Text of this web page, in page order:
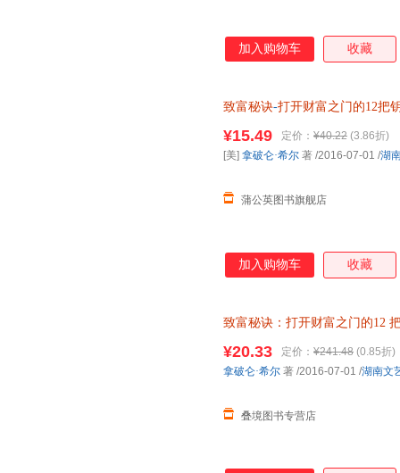
加入购物车 收藏
致富秘诀-打开财富之门的12把
捷，欢迎选购！】
¥15.49 定价： ¥40.22 (3.86折)
蒲公英图书旗舰店
[美] 拿破仑·希尔 著 /2016-07-01 /湖
加入购物车 收藏
致富秘诀：打开财富之门的12
¥20.33 定价： ¥241.48 (0.85折)
叠境图书专营店
拿破仑·希尔 著 /2016-07-01 /湖南文